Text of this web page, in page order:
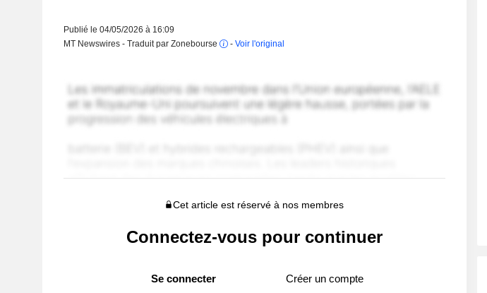
Publié le 04/05/2026 à 16:09
MT Newswires - Traduit par Zonebourse
- Voir l'original
Cet article est réservé à nos membres
Connectez-vous pour continuer
Se connecter Créer un compte